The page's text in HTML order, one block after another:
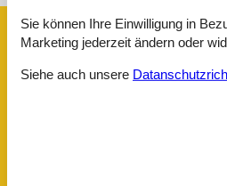
Ausstattung
Sie können Ihre Einwilligung in
Marketing jederzeit ändern oder
Siehe auch unsere